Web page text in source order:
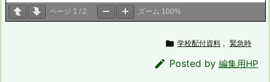
ページ 1 / 2 ズーム 100%
 学校配付資料 , 緊急時
 Posted by 編集用HP